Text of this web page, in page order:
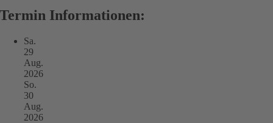
Termin Informationen:
Sa.
29
Aug.
2026
So.
30
Aug.
2026